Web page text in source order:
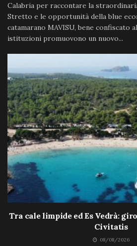
Calabria per raccontare la
Stretto e le opportunità della blue
catamarano MAVISU, bene confiscato
istituzioni promuovono un nuovo...
Tra cale limpide ed Es Vedrà:
Civitatis
08/08/2026